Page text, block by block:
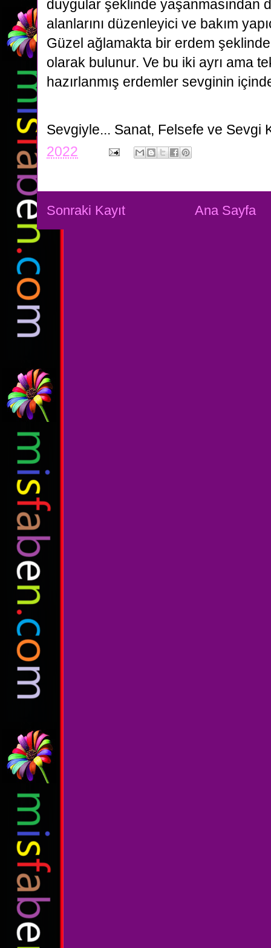
duygular şeklinde yaşanmasından
alanlarını düzenleyici ve bakım
Güzel ağlamakta bir erdem
olarak bulunur. Ve bu iki ayrı ama
hazırlanmış erdemler sevginin
Sevgiyle... Sanat, Felsefe ve Sevgi
2022
Sonraki Kayıt Ana Sayfa